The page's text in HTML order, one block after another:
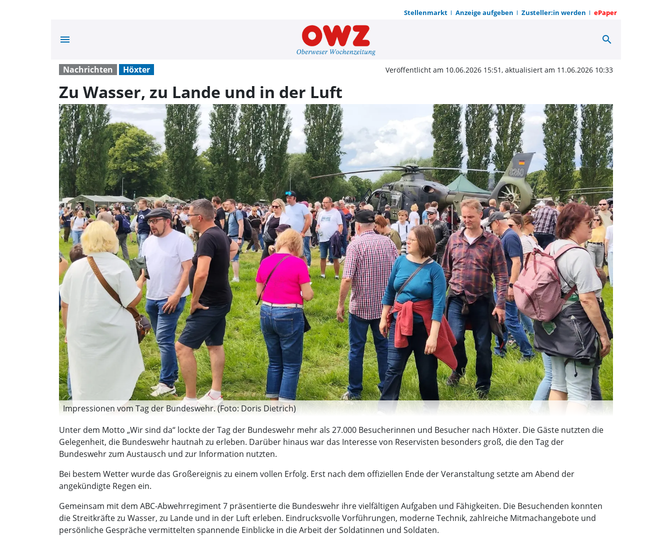
Stellenmarkt Anzeige aufgeben Zusteller:in werden ePaper
menu Zu Wasser, zu Lande und in der
search
Nachrichten Höxter Veröffentlicht am 10.06.2026 15:51, aktualisiert am 11.06.2026 10:33
Zu Wasser, zu Lande und in der Luft
Impressionen vom Tag der Bundeswehr. (Foto: Doris Dietrich)
Unter dem Motto „Wir sind da“ lockte der Tag der Bundeswehr mehr als 27.000 Besucherinnen und Besucher nach Höxter. Die Gäste nutzten die
Gelegenheit, die Bundeswehr hautnah zu erleben. Darüber hinaus war das Interesse von Reservisten besonders groß, die den Tag der
Bundeswehr zum Austausch und zur Information nutzten.
Bei bestem Wetter wurde das Großereignis zu einem vollen Erfolg. Erst nach dem offiziellen Ende der Veranstaltung setzte am Abend der
angekündigte Regen ein.
Gemeinsam mit dem ABC-Abwehrregiment 7 präsentierte die Bundeswehr ihre vielfältigen Aufgaben und Fähigkeiten. Die Besuchenden konnten
die Streitkräfte zu Wasser, zu Lande und in der Luft erleben. Eindrucksvolle Vorführungen, moderne Technik, zahlreiche Mitmachangebote und
persönliche Gespräche vermittelten spannende Einblicke in die Arbeit der Soldatinnen und Soldaten.